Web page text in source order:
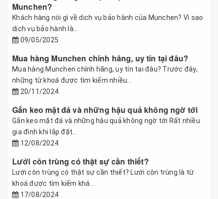
Munchen?
Khách hàng nói gì về dịch vụ bảo hành của Munchen? Vì sao
dịch vụ bảo hành là...
09/05/2025
Mua hàng Munchen chính hãng, uy tín tại đâu?
Mua hàng Munchen chính hãng, uy tín tại đâu? Trước đây,
những từ khoá được tìm kiếm nhiều...
20/11/2024
Gắn keo mặt đá và những hậu quả không ngờ tới
Gắn keo mặt đá và những hậu quả không ngờ tới Rất nhiều
gia đình khi lắp đặt...
12/08/2024
Lưới côn trùng có thật sự cần thiết?
Lưới côn trùng có thật sự cần thiết? Lưới côn trùng là từ
khoá được tìm kiếm khá...
17/08/2024